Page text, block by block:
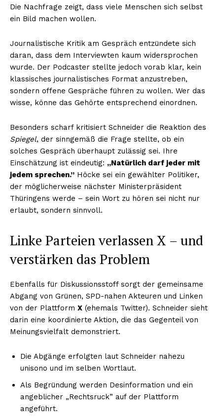
Die Nachfrage zeigt, dass viele Menschen sich selbst
ein Bild machen wollen.
Journalistische Kritik am Gespräch entzündete sich
daran, dass dem Interviewten kaum widersprochen
wurde. Der Podcaster stellte jedoch vorab klar, kein
klassisches journalistisches Format anzustreben,
sondern offene Gespräche führen zu wollen. Wer das
wisse, könne das Gehörte entsprechend einordnen.
Besonders scharf kritisiert Schneider die Reaktion des
Spiegel, der sinngemäß die Frage stellte, ob ein
solches Gespräch überhaupt zulässig sei. Ihre
Einschätzung ist eindeutig: „Natürlich darf jeder mit
jedem sprechen.” Höcke sei ein gewählter Politiker,
der möglicherweise nächster Ministerpräsident
Thüringens werde – sein Wort zu hören sei nicht nur
erlaubt, sondern sinnvoll.
Linke Parteien verlassen X – und
verstärken das Problem
Ebenfalls für Diskussionsstoff sorgt der gemeinsame
Abgang von Grünen, SPD-nahen Akteuren und Linken
von der Plattform X (ehemals Twitter). Schneider sieht
darin eine koordinierte Aktion, die das Gegenteil von
Meinungsvielfalt demonstriert.
Die Abgänge erfolgten laut Schneider nahezu
unisono und im selben Wortlaut.
Als Begründung werden Desinformation und ein
angeblicher „Rechtsruck” auf der Plattform
angeführt.